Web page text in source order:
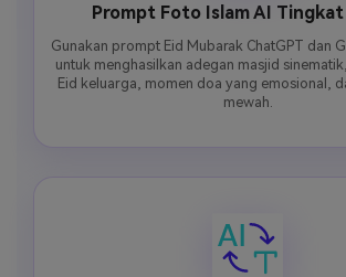
Prompt Foto Islam AI
Gunakan prompt Eid Mubarak ChatGPT dan
untuk menghasilkan adegan masjid
Eid keluarga, momen doa yang emosional,
mewah.